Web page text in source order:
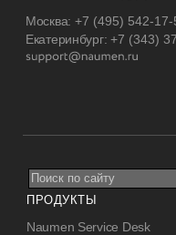
Москва: +7 (495) 542-17-
Екатеринбург:+7 (343)
ПРОДУКТЫ
Naumen Service Desk